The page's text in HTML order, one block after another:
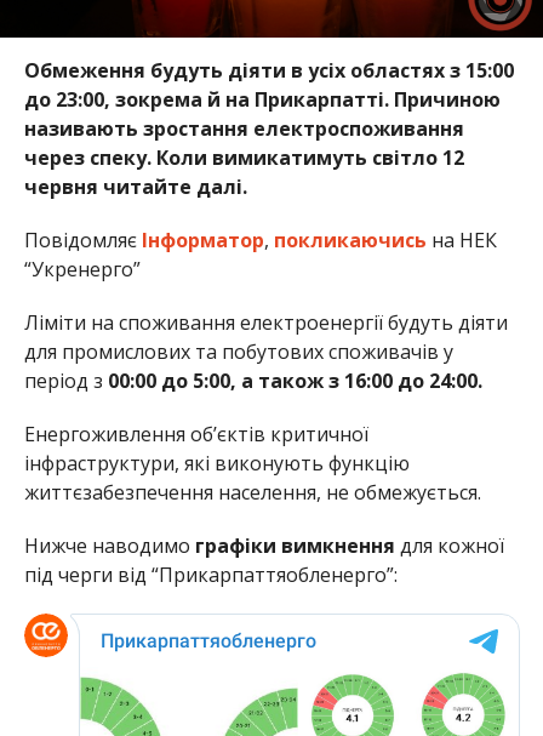
Обмеження будуть діяти в усіх областях з 15:00
до 23:00, зокрема й на Прикарпатті. Причиною
називають зростання електроспоживання
через спеку. Коли вимикатимуть світло 12
червня читайте далі.
Повідомляє Інформатор, покликаючись на НЕК
“Укренерго”
Ліміти на споживання електроенергії будуть діяти
для промислових та побутових споживачів у
період з 00:00 до 5:00, а також з 16:00 до 24:00.
Енергоживлення об’єктів критичної
інфраструктури, які виконують функцію
життєзабезпечення населення, не обмежується.
Нижче наводимо графіки вимкнення для кожної
під черги від “Прикарпаттяобленерго”: